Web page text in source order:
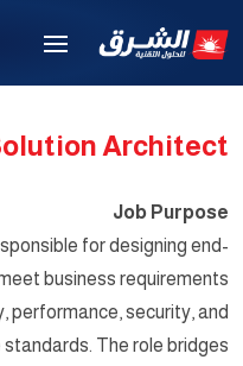
Architect
Job Purpose
for designing end-
business requirements
performance, security, and
The role bridges